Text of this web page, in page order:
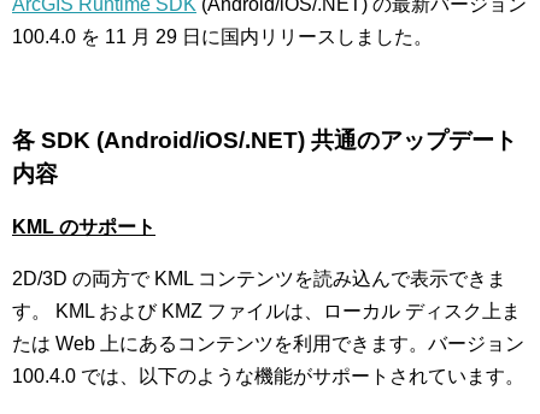
ArcGIS Runtime SDK (Android/iOS/.NET) の最新バージョン
100.4.0 を 11 月 29 日に国内リリースしました。
各 SDK (Android/iOS/.NET) 共通のアップデート
内容
KML のサポート
2D/3D の両方で KML コンテンツを読み込んで表示できま
す。 KML および KMZ ファイルは、ローカル ディスク上ま
たは Web 上にあるコンテンツを利用できます。バージョン
100.4.0 では、以下のような機能がサポートされています。